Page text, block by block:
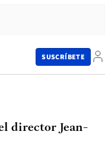
SUSCRÍBETE
director Jean-